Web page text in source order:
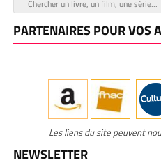
PARTENAIRES POUR VOS
Les liens du site peuvent
NEWSLETTER